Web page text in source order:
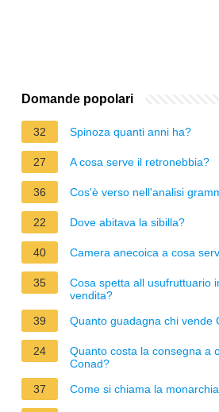
Domande popolari
32 Spinoza quanti anni ha?
27 A cosa serve il retronebbia?
36 Cos'è verso nell'analisi
22 Dove abitava la sibilla?
40 Camera anecoica a cosa
35
Cosa spetta all usufruttuario
vendita?
39
Quanto guadagna chi vende
24
Quanto costa la consegna a
Conad?
37
Come si chiama la